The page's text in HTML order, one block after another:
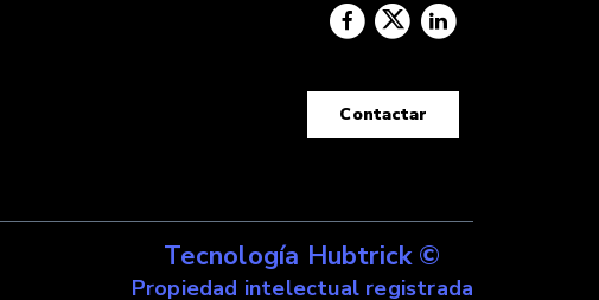
Contactar
Tecnología Hubtrick ©
Propiedad intelectual registrada